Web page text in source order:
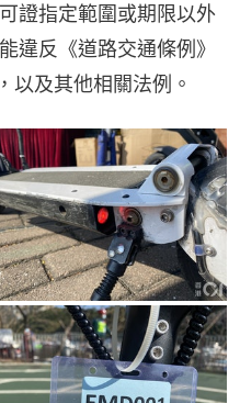
證指定範圍或期限以外
違反《道路交通條例》
以及其他相關法例。